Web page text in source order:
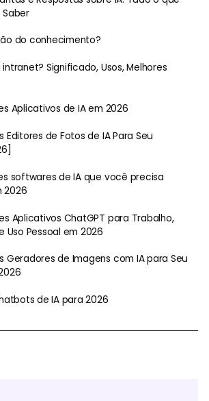
do conhecimento?
Significado, Usos, Melhores
Aplicativos de IA em 2026
Editores de Fotos de IA Para Seu
softwares de IA que você precisa
2026
Aplicativos ChatGPT para Trabalho,
Uso Pessoal em 2026
Geradores de Imagens com IA para Seu
de IA para 2026